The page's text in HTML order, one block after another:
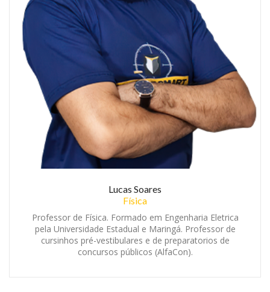
Lucas Soares
Física
Professor de Física. Formado em Engenharia Eletrica
pela Universidade Estadual e Maringá. Professor de
cursinhos pré-vestibulares e de preparatorios de
concursos públicos (AlfaCon).